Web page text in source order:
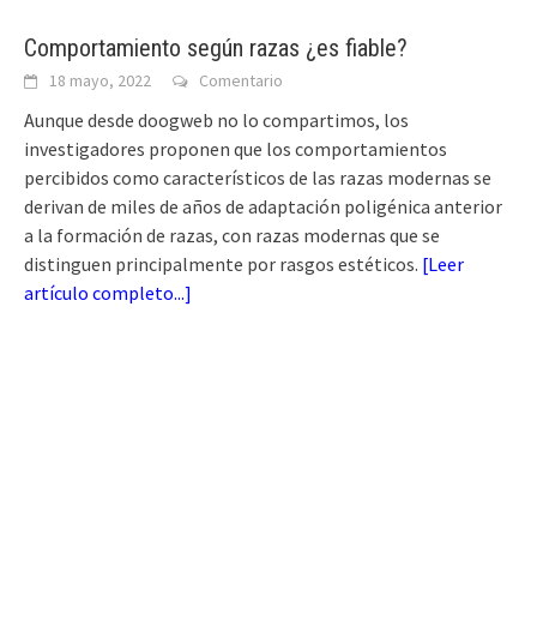
Comportamiento según razas ¿es fiable?
18 mayo, 2022 Comentario
Aunque desde doogweb no lo compartimos, los
investigadores proponen que los comportamientos
percibidos como característicos de las razas modernas se
derivan de miles de años de adaptación poligénica anterior
a la formación de razas, con razas modernas que se
distinguen principalmente por rasgos estéticos. [Leer
artículo completo...]